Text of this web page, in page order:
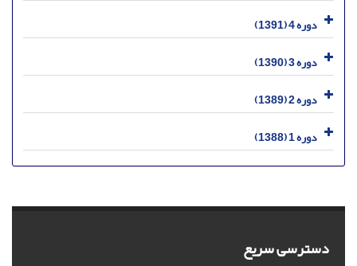
دوره 4 (1391)
دوره 3 (1390)
دوره 2 (1389)
دوره 1 (1388)
دسترسی سریع